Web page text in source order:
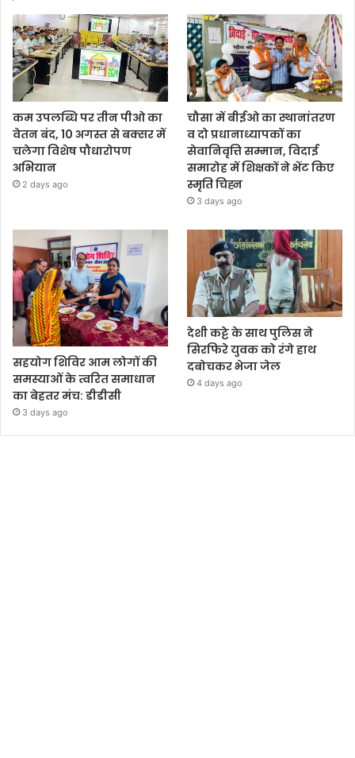
कम उपलब्धि पर तीन पीओ का
वेतन बंद, 10 अगस्त से बक्सर में
चलेगा विशेष पौधारोपण
अभियान
2 days ago
चौसा में बीईओ का स्थानांतरण
व दो प्रधानाध्यापकों का
सेवानिवृत्ति सम्मान, विदाई
समारोह में शिक्षकों ने भेंट किए
स्मृति चिह्न
3 days ago
सहयोग शिविर आम लोगों की
समस्याओं के त्वरित समाधान
का बेहतर मंच: डीडीसी
3 days ago
देशी कट्टे के साथ पुलिस ने
सिरफिरे युवक को रंगे हाथ
दबोचकर भेजा जेल
4 days ago